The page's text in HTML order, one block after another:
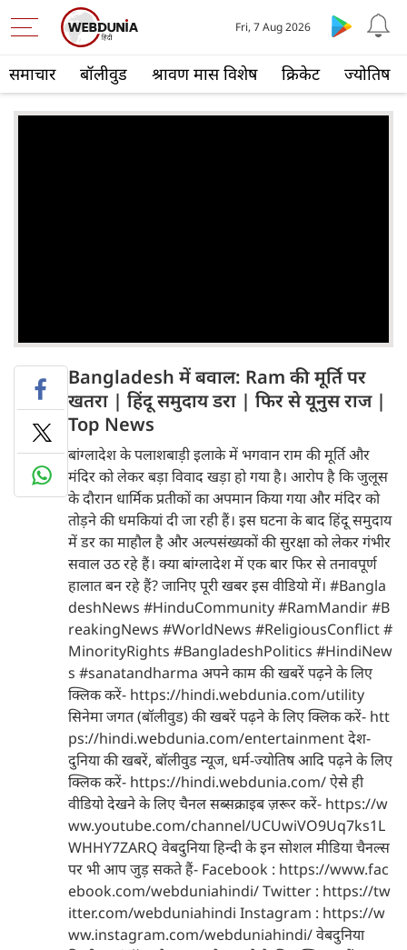
समाचार बॉलीवुड श्रावण मास विशेष क्रिकेट ज्योतिष
Fri, 7 Aug 2026
Bangladesh में बवाल: Ram की मूर्ति पर
खतरा | हिंदू समुदाय डरा | फिर से यूनुस राज |
Top News
बांग्लादेश के पलाशबाड़ी इलाके में भगवान राम की मूर्ति और
मंदिर को लेकर बड़ा विवाद खड़ा हो गया है। आरोप है कि जुलूस
के दौरान धार्मिक प्रतीकों का अपमान किया गया और मंदिर को
तोड़ने की धमकियां दी जा रही हैं। इस घटना के बाद हिंदू समुदाय
में डर का माहौल है और अल्पसंख्यकों की सुरक्षा को लेकर गंभीर
सवाल उठ रहे हैं। क्या बांग्लादेश में एक बार फिर से तनावपूर्ण
हालात बन रहे हैं? जानिए पूरी खबर इस वीडियो में। #Bangla
deshNews #HinduCommunity #RamMandir #B
reakingNews #WorldNews #ReligiousConflict #
MinorityRights #BangladeshPolitics #HindiNew
s #sanatandharma अपने काम की खबरें पढ़ने के लिए
क्लिक करें- https://hindi.webdunia.com/utility
सिनेमा जगत (बॉलीवुड) की खबरें पढ़ने के लिए क्लिक करें- htt
ps://hindi.webdunia.com/entertainment देश-
दुनिया की खबरें, बॉलीवुड न्यूज, धर्म-ज्योतिष आदि पढ़ने के लिए
क्लिक करें- https://hindi.webdunia.com/ ऐसे ही
वीडियो देखने के लिए चैनल सब्सक्राइब ज़रूर करें- https://w
ww.youtube.com/channel/UCUwiVO9Uq7ks1L
WHHY7ZARQ वेबदुनिया हिन्दी के इन सोशल मीडिया चैनल्स
पर भी आप जुड़ सकते हैं- Facebook : https://www.fac
ebook.com/webduniahindi/ Twitter : https://tw
itter.com/webduniahindi Instagram : https://w
ww.instagram.com/webduniahindi/ वेबदुनिया